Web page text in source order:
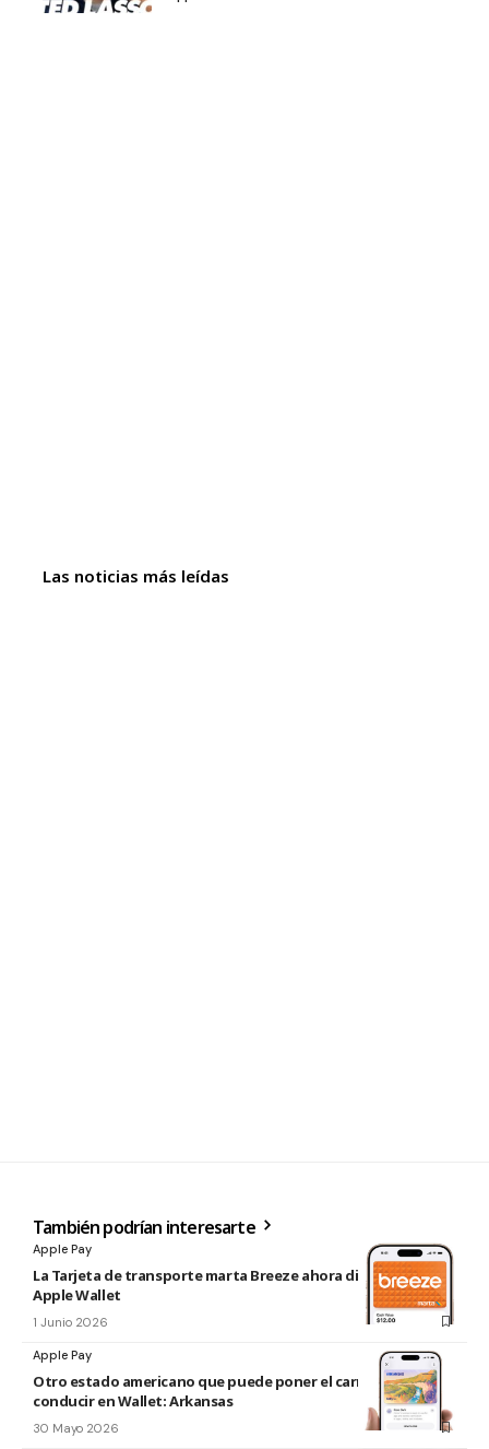
Las noticias más leídas
También podrían interesarte
Apple Pay
La Tarjeta de transporte marta Breeze ahora disponible en
Apple Wallet
1 Junio 2026
Apple Pay
Otro estado americano que puede poner el carnet de
conducir en Wallet: Arkansas
30 Mayo 2026